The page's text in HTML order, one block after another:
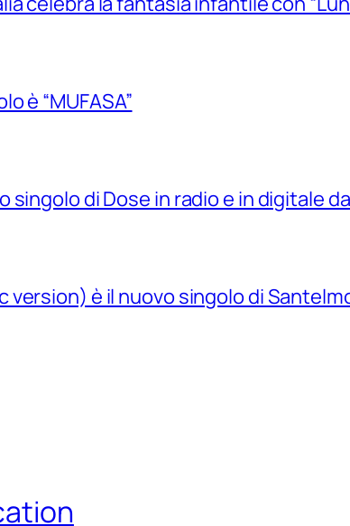
è “MUFASA”
singolo di Dose in radio e in digitale
version) è il nuovo singolo di